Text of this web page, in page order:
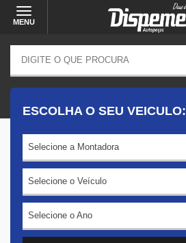
MENU
ESCOLHA O SEU VEICULO:
Selecione a Montadora
Selecione o Veículo
Selecione o Ano